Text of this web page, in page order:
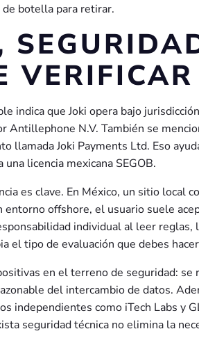
botella para retirar.
VERIFICAR
indica que Joki opera bajo
N.V. También se
llamada Joki Payments Ltd. Eso
licencia mexicana SEGOB.
es clave. En México, un sitio local
entorno offshore, el usuario suele
individual al leer
el tipo de evaluación que debes
en el terreno de seguridad:
del intercambio de datos.
independientes como iTech Labs y
seguridad técnica no elimina la